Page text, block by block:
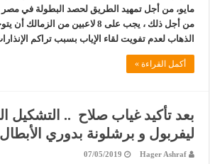
مايو، من أجل تمهيد الطريق لحصد البطولة في مصر
من أجل ذلك ، يجب على 8 لاعبين من
الذهاب لعدم تفويت لقاء الإياب بسبب تراكم
أكمل القراءة »
بعد تأكيد غياب صلاح .. التشكيل
ليفربول و برشلونة بدوري الأبطال
Hager Ashraf
07/05/2019